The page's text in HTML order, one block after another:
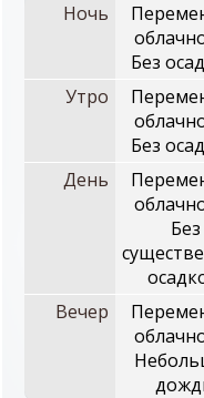
Ночь
Без
Утро
Без
День
Без
Вечер